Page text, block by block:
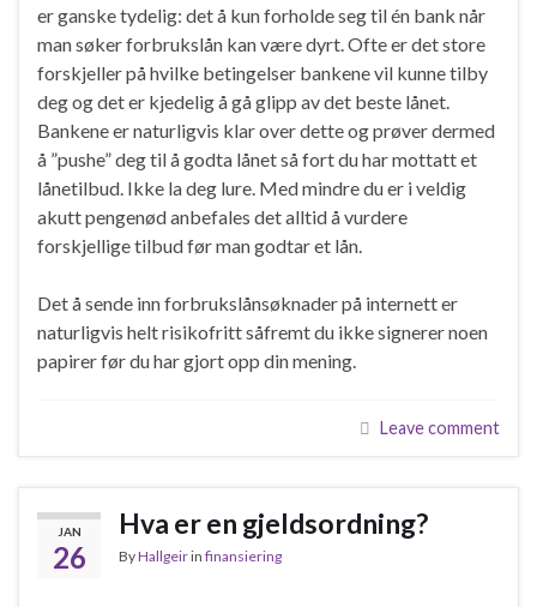
er ganske tydelig: det å kun forholde seg til én bank når
man søker forbrukslån kan være dyrt. Ofte er det store
forskjeller på hvilke betingelser bankene vil kunne tilby
deg og det er kjedelig å gå glipp av det beste lånet.
Bankene er naturligvis klar over dette og prøver dermed
å ”pushe” deg til å godta lånet så fort du har mottatt et
lånetilbud. Ikke la deg lure. Med mindre du er i veldig
akutt pengenød anbefales det alltid å vurdere
forskjellige tilbud før man godtar et lån.
Det å sende inn forbrukslånsøknader på internett er
naturligvis helt risikofritt såfremt du ikke signerer noen
papirer før du har gjort opp din mening.
Leave comment
JAN
26
Hva er en gjeldsordning?
ByHallgeirin finansiering